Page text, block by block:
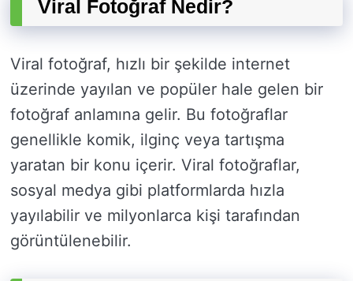
Viral Fotoğraf Nedir?
Viral fotoğraf, hızlı bir şekilde internet
üzerinde yayılan ve popüler hale gelen bir
fotoğraf anlamına gelir. Bu fotoğraflar
genellikle komik, ilginç veya tartışma
yaratan bir konu içerir. Viral fotoğraflar,
sosyal medya gibi platformlarda hızla
yayılabilir ve milyonlarca kişi tarafından
görüntülenebilir.